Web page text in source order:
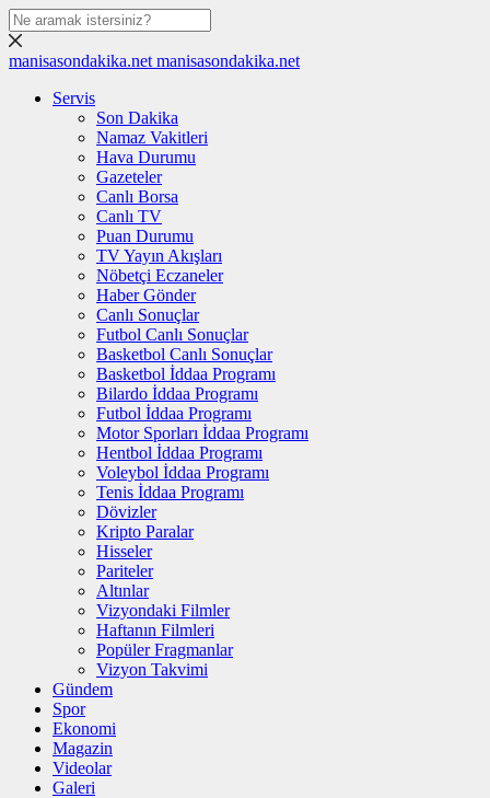
manisasondakika.net manisasondakika.net
Servis
Son Dakika
Namaz Vakitleri
Hava Durumu
Gazeteler
Canlı Borsa
Canlı TV
Puan Durumu
TV Yayın Akışları
Nöbetçi Eczaneler
Haber Gönder
Canlı Sonuçlar
Futbol Canlı Sonuçlar
Basketbol Canlı Sonuçlar
Basketbol İddaa Programı
Bilardo İddaa Programı
Futbol İddaa Programı
Motor Sporları İddaa Programı
Hentbol İddaa Programı
Voleybol İddaa Programı
Tenis İddaa Programı
Dövizler
Kripto Paralar
Hisseler
Pariteler
Altınlar
Vizyondaki Filmler
Haftanın Filmleri
Popüler Fragmanlar
Vizyon Takvimi
Gündem
Spor
Ekonomi
Magazin
Videolar
Galeri